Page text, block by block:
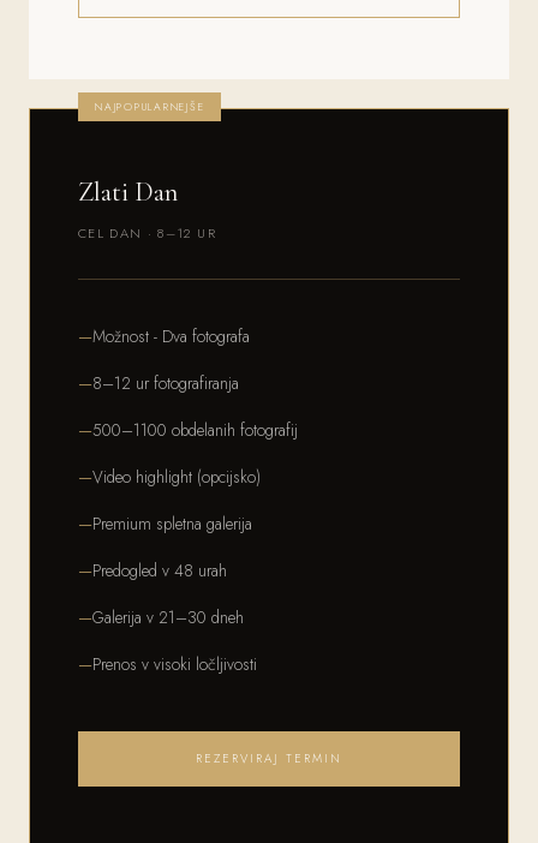
NAJPOPULARNEJŠE
Zlati Dan
CEL DAN · 8–12 UR
Možnost - Dva fotografa
8–12 ur fotografiranja
500–1100 obdelanih fotografij
Video highlight (opcijsko)
Premium spletna galerija
Predogled v 48 urah
Galerija v 21–30 dneh
Prenos v visoki ločljivosti
REZERVIRAJ TERMIN